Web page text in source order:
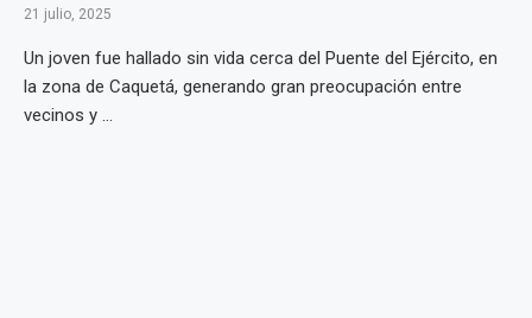
21 julio, 2025
Un joven fue hallado sin vida cerca del Puente del Ejército, en
la zona de Caquetá, generando gran preocupación entre
vecinos y ...